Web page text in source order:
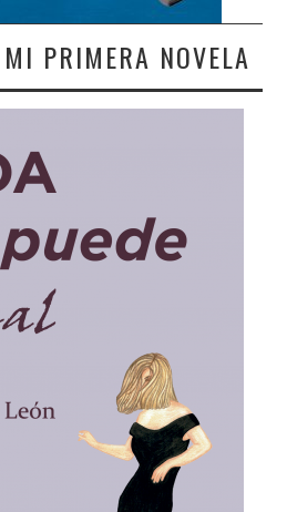
PRIMERA NOVELA